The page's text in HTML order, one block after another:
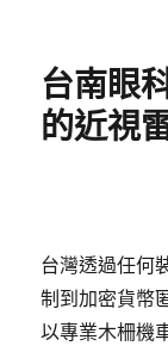
台南眼
的近視
台灣透過任何
制到加密貨幣
以專業木柵機